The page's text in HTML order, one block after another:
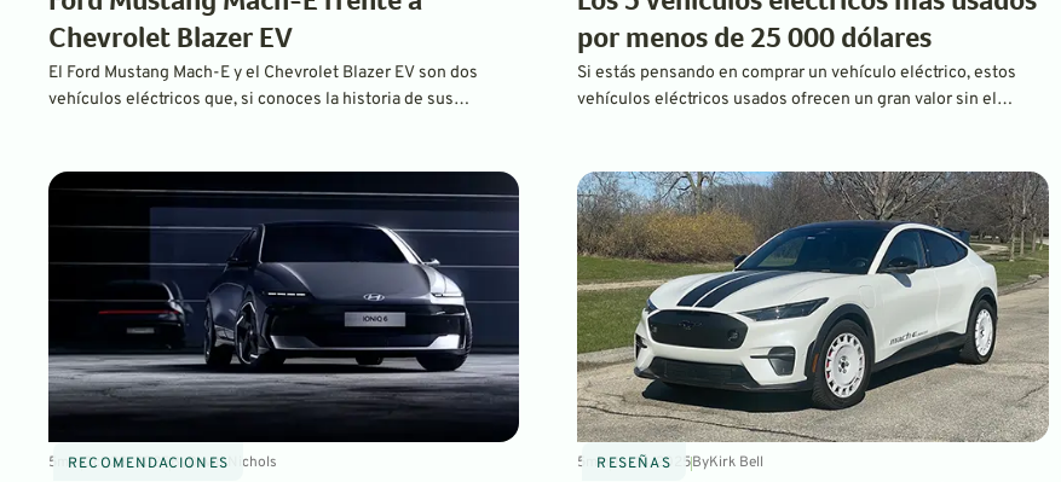
Chevrolet Blazer EV
El Ford Mustang Mach-E y el Chevrolet Blazer EV son dos
vehículos eléctricos que, si conoces la historia de sus
por menos de 25 000 dólares
Si estás pensando en comprar un vehículo eléctrico, estos
vehículos eléctricos usados ofrecen un gran valor sin el
RECOMENDACIONES
5 minOct 28, 2025ByDavid Nichols RESEÑAS
5 minJul 14, 2025ByKirk Bell